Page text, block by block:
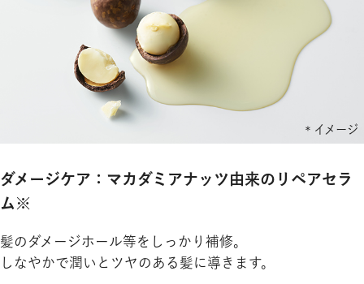
ダメージケア：マカダミアナッツ由来のリペアセラ
ム※
髪のダメージホール等をしっかり補修。
しなやかで潤いとツヤのある髪に導きます。